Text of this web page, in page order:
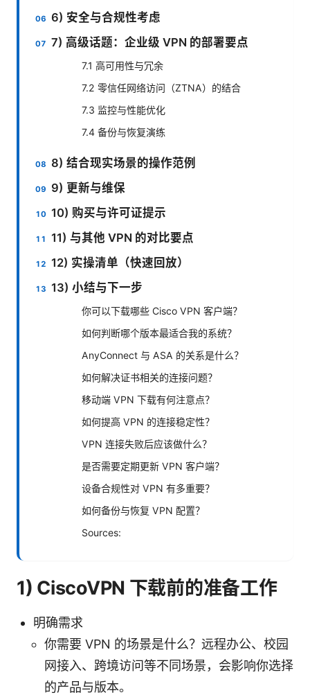
6) 安全与合规性考虑
7) 高级话题：企业级 VPN 的部署要点
7.1 高可用性与冗余
7.2 零信任网络访问（ZTNA）的结合
7.3 监控与性能优化
7.4 备份与恢复演练
8) 结合现实场景的操作范例
9) 更新与维保
10) 购买与许可证提示
11) 与其他 VPN 的对比要点
12) 实操清单（快速回放）
13) 小结与下一步
你可以下载哪些 Cisco VPN 客户端？
如何判断哪个版本最适合我的系统？
AnyConnect 与 ASA 的关系是什么？
如何解决证书相关的连接问题？
移动端 VPN 下载有何注意点？
如何提高 VPN 的连接稳定性？
VPN 连接失败后应该做什么？
是否需要定期更新 VPN 客户端？
设备合规性对 VPN 有多重要？
如何备份与恢复 VPN 配置？
Sources:
1) CiscoVPN 下载前的准备工作
明确需求
你需要 VPN 的场景是什么？远程办公、校园
网接入、跨境访问等不同场景，会影响你选择
的产品与版本。